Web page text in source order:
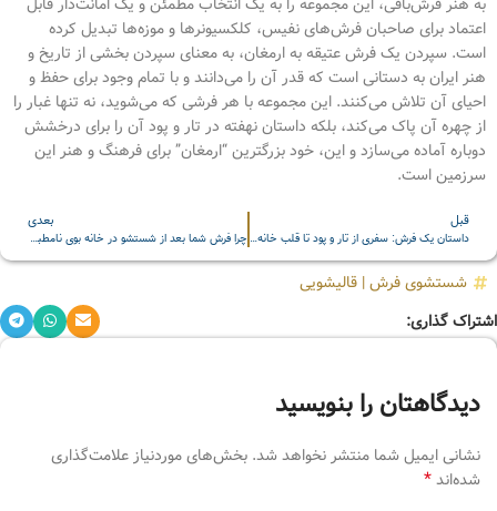
اعتماد برای صاحبان فرش‌های نفیس، کلکسیونرها و موزه‌ها تبدیل کرده
است. سپردن یک فرش عتیقه به ارمغان، به معنای سپردن بخشی از تاریخ و
هنر ایران به دستانی است که قدر آن را می‌دانند و با تمام وجود برای حفظ و
احیای آن تلاش می‌کنند. این مجموعه با هر فرشی که می‌شوید، نه تنها غبار را
از چهره آن پاک می‌کند، بلکه داستان نهفته در تار و پود آن را برای درخشش
دوباره آماده می‌سازد و این، خود بزرگترین “ارمغان” برای فرهنگ و هنر این
سرزمین است.
قبل
داستان یک فرش: سفری از تار و پود تا قلب خانه شما (به روایت قالیشویی ارمغان مشهد)
بعدی
چرا فرش شما بعد از شستشو در خانه بوی نامطبوع می‌گیرد؟
شستشوی فرش| قالیشویی
اشتراک گذاری:
دیدگاهتان را بنویسید
نشانی ایمیل شما منتشر نخواهد شد. بخش‌های موردنیاز علامت‌گذاری
شده‌اند*